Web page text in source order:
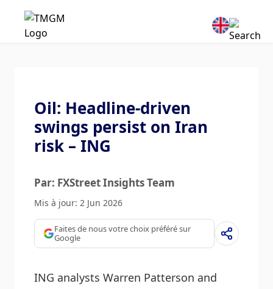
Oil: Headline-driven
swings persist on Iran
risk – ING
Par: FXStreet Insights Team
Mis à jour: 2 Jun 2026
Faites de nous votre choix préféré sur
Google
ING analysts Warren Patterson and